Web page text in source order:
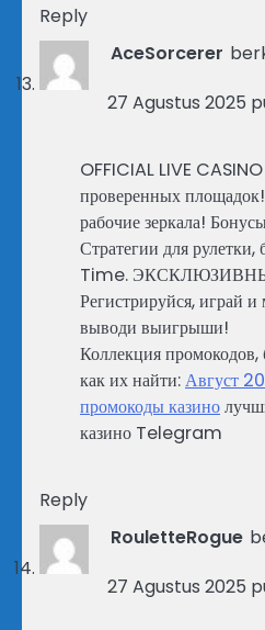
Reply
AceSorcerer
27 Agustus 2025
OFFICIAL LIVE
проверенных
рабочие зеркала!
Стратегии для
Time.
Регистрируйся, играй
выводи выигрыши!
Коллекция
как их найти:Август
промокоды казино
казино Telegram
Reply
RouletteRogue
27 Agustus 2025